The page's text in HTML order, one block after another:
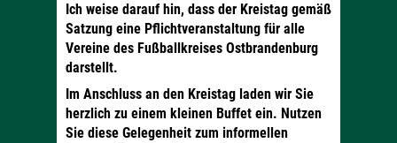
Ich weise darauf hin, dass der Kreistag gemäß
Satzung eine Pflichtveranstaltung für alle
Vereine des Fußballkreises Ostbrandenburg
darstellt.
Im Anschluss an den Kreistag laden wir Sie
herzlich zu einem kleinen Buffet ein. Nutzen
Sie diese Gelegenheit zum informellen